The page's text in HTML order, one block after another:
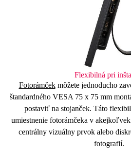
Flexibilná pri
Fotorámčekmôžete jednoducho
štandardného VESA 75 x 75 mm
postaviť na stojanček. Táto
umiestnenie fotorámčeka v
centrálny vizuálny prvok alebo
fotografií.